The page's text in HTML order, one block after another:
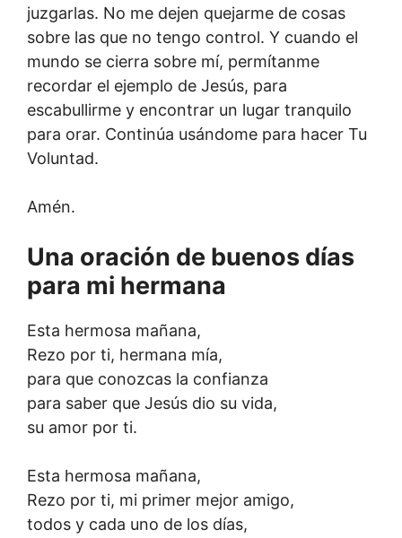
juzgarlas. No me dejen quejarme de cosas
sobre las que no tengo control. Y cuando el
mundo se cierra sobre mí, permítanme
recordar el ejemplo de Jesús, para
escabullirme y encontrar un lugar tranquilo
para orar. Continúa usándome para hacer Tu
Voluntad.
Amén.
Una oración de buenos días
para mi hermana
Esta hermosa mañana,
Rezo por ti, hermana mía,
para que conozcas la confianza
para saber que Jesús dio su vida,
su amor por ti.
Esta hermosa mañana,
Rezo por ti, mi primer mejor amigo,
todos y cada uno de los días,